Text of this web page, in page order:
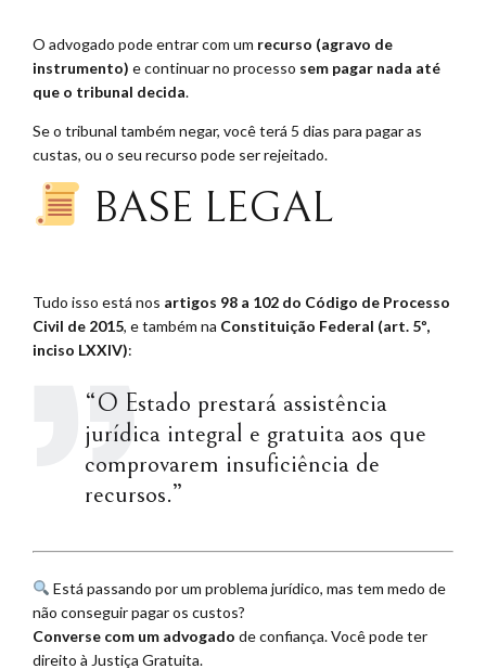
O advogado pode entrar com um recurso (agravo de
instrumento) e continuar no processo sem pagar nada até
que o tribunal decida.
Se o tribunal também negar, você terá 5 dias para pagar as
custas, ou o seu recurso pode ser rejeitado.
BASE LEGAL
Tudo isso está nos artigos 98 a 102 do Código de Processo
Civil de 2015, e também na Constituição Federal (art. 5º,
inciso LXXIV):
“O Estado prestará assistência
jurídica integral e gratuita aos que
comprovarem insuficiência de
recursos.”
Está passando por um problema jurídico, mas tem medo de
não conseguir pagar os custos?
Converse com um advogado de confiança. Você pode ter
direito à Justiça Gratuita.